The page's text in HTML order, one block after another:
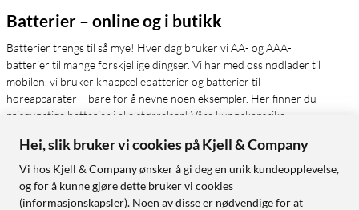
Batterier – online og i butikk
Batterier trengs til så mye! Hver dag bruker vi AA- og AAA-
batterier til mange forskjellige dingser. Vi har med oss nødlader til
mobilen, vi bruker knappcellebatterier og batterier til
høreapparater – bare for å nevne noen eksempler. Her finner du
prisgunstige batterier i alle størrelser! Våre kunnskapsrike
med å finne rett batteri til akkurat ditt produkt!
Stort utvalg av batterier!
Hei, slik bruker vi cookies på Kjell & Company
Vi hos Kjell & Company ønsker å gi deg en unik kundeopplevelse,
og for å kunne gjøre dette bruker vi cookies
(informasjonskapsler). Noen av disse er nødvendige for at